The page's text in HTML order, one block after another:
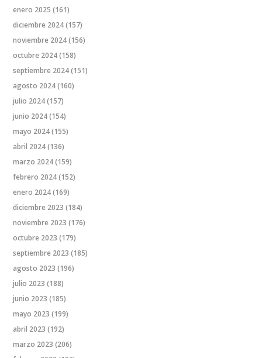
enero 2025 (161)
diciembre 2024(157)
noviembre 2024(156)
octubre 2024(158)
septiembre 2024(151)
agosto 2024(160)
julio 2024(157)
junio 2024(154)
mayo 2024(155)
abril 2024(136)
marzo 2024(159)
febrero 2024(152)
enero 2024(169)
diciembre 2023 (184)
noviembre 2023 (176)
octubre 2023 (179)
septiembre 2023 (185)
agosto 2023 (196)
julio 2023 (188)
junio 2023 (185)
mayo 2023 (199)
abril 2023 (192)
marzo 2023 (206)